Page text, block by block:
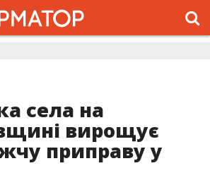
села на
вирощує
приправу у